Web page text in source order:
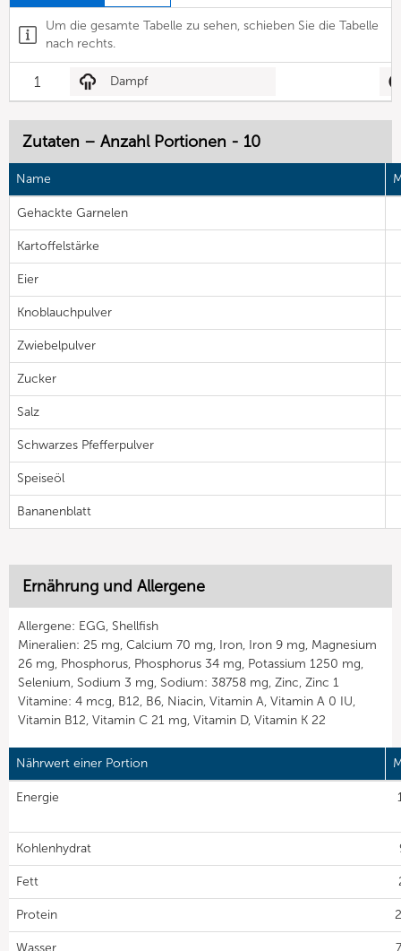
Um die gesamte Tabelle zu sehen, schieben Sie die Tabelle
nach rechts.
1 Dampf
Zutaten – Anzahl Portionen - 10
Name
Gehackte Garnelen
Kartoffelstärke
Eier
Knoblauchpulver
Zwiebelpulver
Zucker
Salz
Schwarzes Pfefferpulver
Speiseöl
Bananenblatt
Ernährung und Allergene
Allergene: EGG, Shellfish
Mineralien: 25 mg, Calcium 70 mg, Iron, Iron 9 mg, Magnesium
26 mg, Phosphorus, Phosphorus 34 mg, Potassium 1250 mg,
Selenium, Sodium 3 mg, Sodium: 38758 mg, Zinc, Zinc 1
Vitamine: 4 mcg, B12, B6, Niacin, Vitamin A, Vitamin A 0 IU,
Vitamin B12, Vitamin C 21 mg, Vitamin D, Vitamin K 22
Nährwert einer Portion
Energie
Kohlenhydrat
Fett
Protein
Wasser